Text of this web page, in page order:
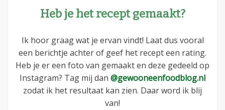
Heb je het recept gemaakt?
Ik hoor graag wat je ervan vindt! Laat dus vooral
een berichtje achter of geef het recept een rating.
Heb je er een foto van gemaakt en deze gedeeld op
Instagram? Tag mij dan @gewooneenfoodblog.nl
zodat ik het resultaat kan zien. Daar word ik blij
van!